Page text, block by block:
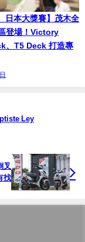
日本大獎賽】茂木全
登場！Victory
、T5 Deck 打造專
Ley
叉
找